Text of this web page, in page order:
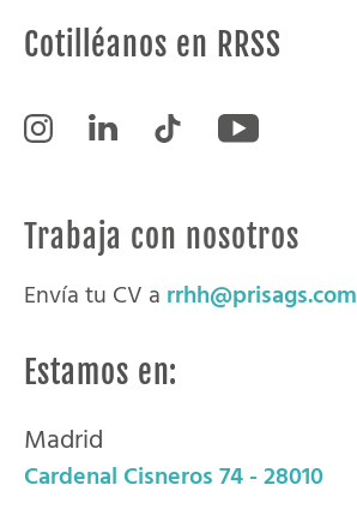
Cotilléanos en RRSS
Trabaja con nosotros
Envía tu CV a rrhh@prisags.com
Estamos en:
Madrid
Cardenal Cisneros 74 - 28010